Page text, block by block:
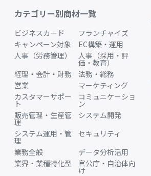
カテゴリー別商材一覧
ビジネスカード
フランチャイズ
キャンペーン対象
EC構築・運用
人事（労務管理）
人事（採用・評
価・教育）
経理・会計・財務
法務・総務
営業
マーケティング
カスタマーサポー
ト
コミュニケーショ
ン
販売管理・生産管
理
システム開発
システム運用・管
理
セキュリティ
業務全般
データ分析活用
業界・業種特化型
官公庁・自治体向
け